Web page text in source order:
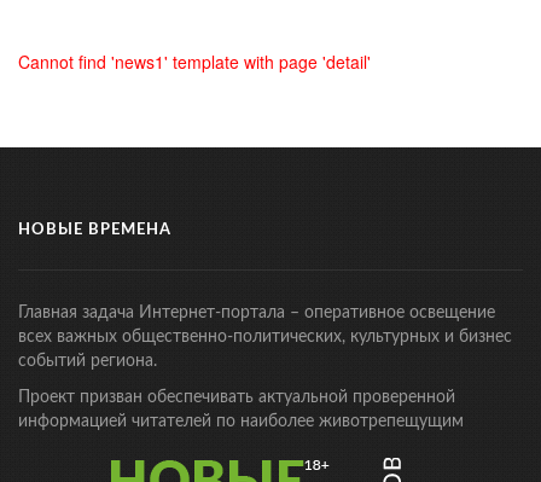
Cannot find 'news1' template with page 'detail'
НОВЫЕ ВРЕМЕНА
Главная задача Интернет-портала – оперативное освещение
всех важных общественно-политических, культурных и бизнес
событий региона.
Проект призван обеспечивать актуальной проверенной
информацией читателей по наиболее животрепещущим